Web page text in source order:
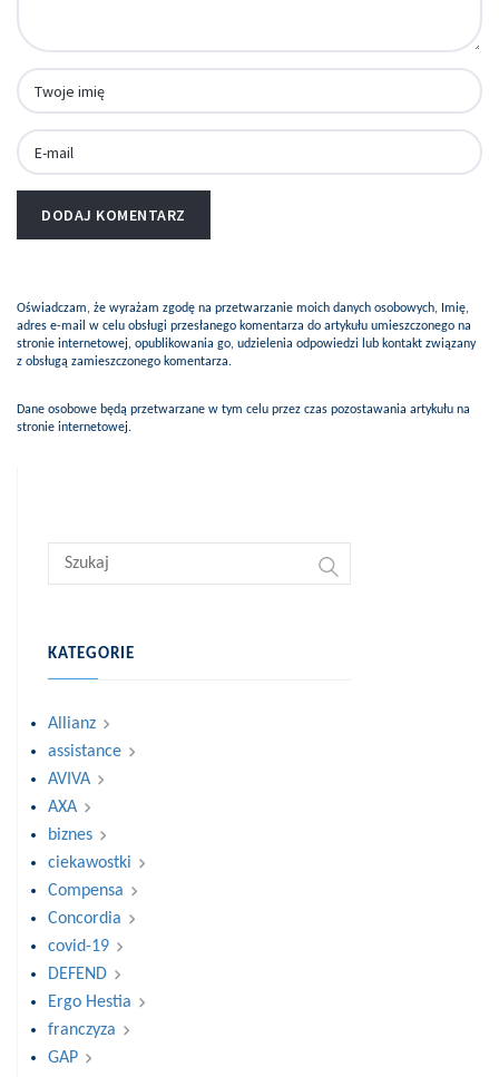
Oświadczam, że wyrażam zgodę na przetwarzanie moich danych osobowych, Imię,
adres e-mail w celu obsługi przesłanego komentarza do artykułu umieszczonego na
stronie internetowej, opublikowania go, udzielenia odpowiedzi lub kontakt związany
z obsługą zamieszczonego komentarza.
Dane osobowe będą przetwarzane w tym celu przez czas pozostawania artykułu na
stronie internetowej.
KATEGORIE
Allianz
assistance
AVIVA
AXA
biznes
ciekawostki
Compensa
Concordia
covid-19
DEFEND
Ergo Hestia
franczyza
GAP